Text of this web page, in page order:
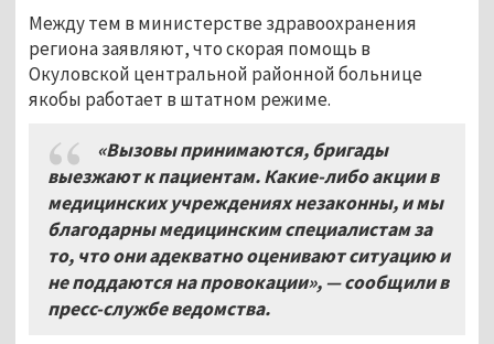
Между тем в министерстве здравоохранения
региона заявляют, что скорая помощь в
Окуловской центральной районной больнице
якобы работает в штатном режиме.
«Вызовы принимаются, бригады
выезжают к пациентам. Какие-либо акции в
медицинских учреждениях незаконны, и мы
благодарны медицинским специалистам за
то, что они адекватно оценивают ситуацию и
не поддаются на провокации», — сообщили в
пресс-службе ведомства.